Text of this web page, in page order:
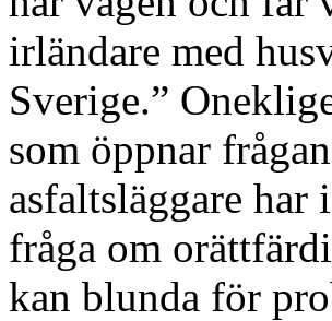
irländare med
Sverige.”
som öppnar
asfaltsläggare har
fråga om
kan blunda för